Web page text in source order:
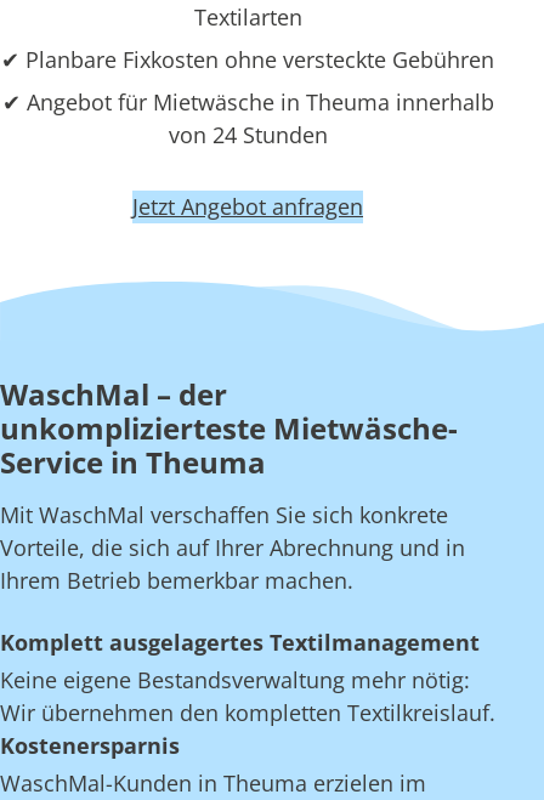
Textilarten
✔ Planbare Fixkosten ohne versteckte Gebühren
✔ Angebot für Mietwäsche in Theuma innerhalb
von 24 Stunden
Jetzt Angebot anfragen
WaschMal – der
unkomplizierteste Mietwäsche-
Service in Theuma
Mit WaschMal verschaffen Sie sich konkrete
Vorteile, die sich auf Ihrer Abrechnung und in
Ihrem Betrieb bemerkbar machen.
Komplett ausgelagertes Textilmanagement
Keine eigene Bestandsverwaltung mehr nötig:
Wir übernehmen den kompletten Textilkreislauf.
Kostenersparnis
WaschMal-Kunden in Theuma erzielen im